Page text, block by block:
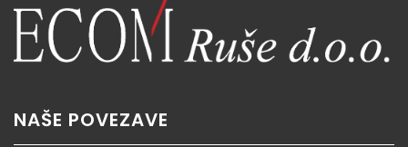
NAŠE POVEZAVE